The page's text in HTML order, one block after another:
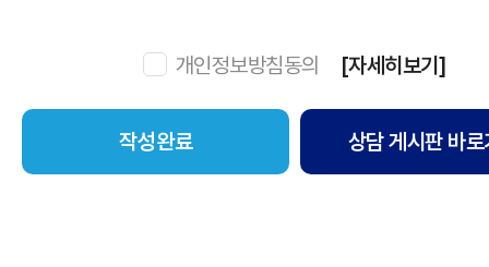
개인정보방침동의 [자세히보기]
상담 게시판 바